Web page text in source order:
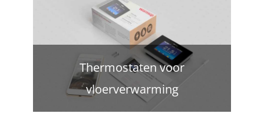
Thermostaten voor
vloerverwarming